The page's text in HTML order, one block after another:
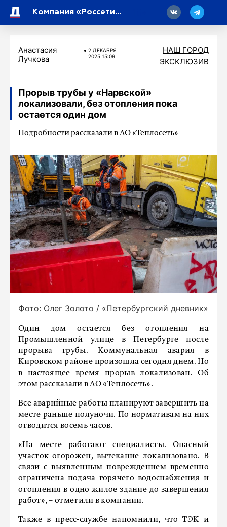
Компания «Россети Ленэнерго» получила высокую оценку рейтингового агентства АКРА
Анастасия
Лучкова
2 ДЕКАБРЯ
2025 15:09
НАШ ГОРОД
ЭКСКЛЮЗИВ
Прорыв трубы у «Нарвской»
локализовали, без отопления пока
остается один дом
Подробности рассказали в АО «Теплосеть»
Фото: Олег Золото / «Петербургский дневник»
Один дом остается без отопления на
Промышленной улице в Петербурге после
прорыва трубы. Коммунальная авария в
Кировском районе произошла сегодня днем. Но
в настоящее время прорыв локализован. Об
этом рассказали в АО «Теплосеть».
Все аварийные работы планируют завершить на
месте раньше полуночи. По нормативам на них
отводится восемь часов.
«На месте работают специалисты. Опасный
участок огорожен, вытекание локализовано. В
связи с выявленным повреждением временно
ограничена подача горячего водоснабжения и
отопления в одно жилое здание до завершения
работ», – отметили в компании.
Также в пресс-службе напомнили, что ТЭК и